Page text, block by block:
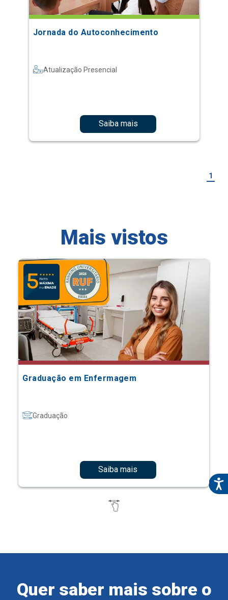
Jornada do Autoconhecimento
Atualização Presencial
Saiba mais
1
Mais vistos
Graduação em Enfermagem
Graduação
Saiba mais
Quer saber mais sobre o